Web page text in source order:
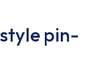
pin-